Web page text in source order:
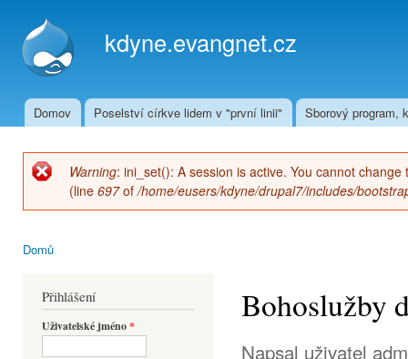
kdyne.evangnet.cz
Hlavní menu
Domov Poselství církve lidem v "první linii" Sborový program,
Chybová zpráva
Warning: ini_set(): A session is active. You cannot
(line 697of/home/eusers/kdyne/drupal7/includes/
Domů
Přihlášení
Uživatelské jméno*
Bohoslužby
Napsal uživatel